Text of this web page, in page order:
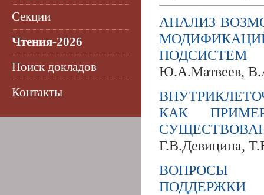
Секции
Чтения-2026
Поиск докладов
Контакты
АНАЛИЗ
ПОДСИСТЕМ
Ю.А.Матвеев,
КАК
Г.В.Девицина,
ВОПРОСЫ